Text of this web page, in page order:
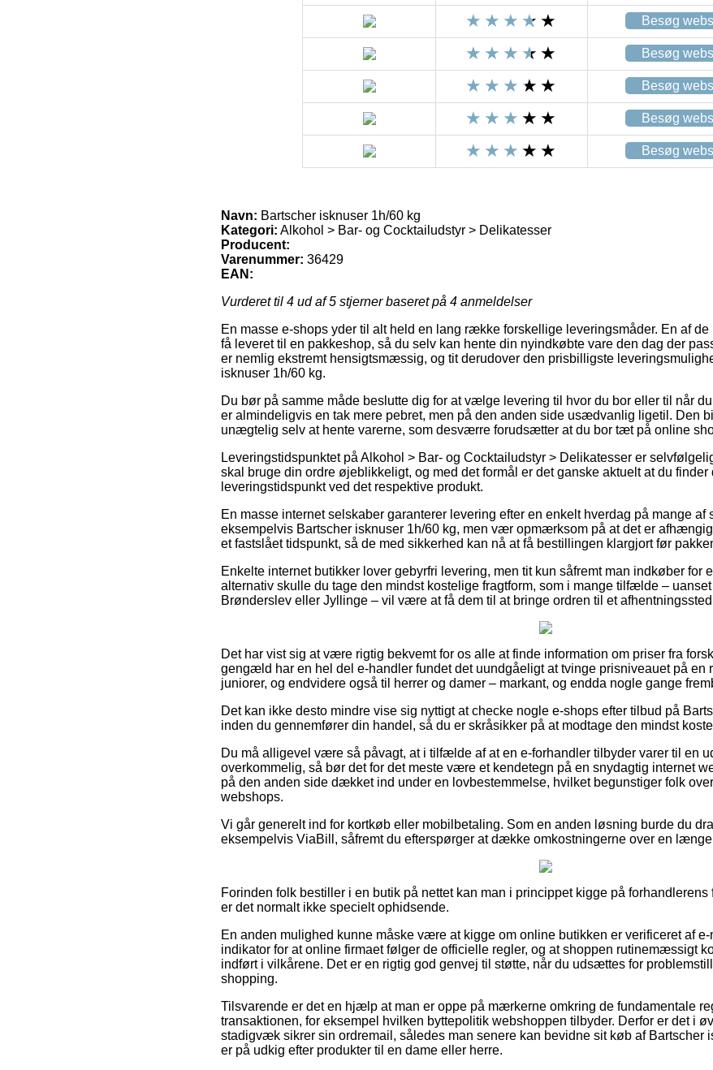
Besøg
Besøg
Besøg
Besøg
Besøg
Navn: Bartscher isknuser 1h/60 kg
Kategori: Alkohol > Bar- og Cocktailudstyr > Delikatesser
Producent:
Varenummer: 36429
EAN:
Vurderet til 4 ud af 5 stjerner baseret på 4 anmeldelser
En masse e-shops yder til alt held en lang række forskellige leveringsmåder. En af
få leveret til en pakkeshop, så du selv kan hente din nyindkøbte vare den dag der
er nemlig ekstremt hensigtsmæssig, og tit derudover den prisbilligste
isknuser 1h/60 kg.
Du bør på samme måde beslutte dig for at vælge levering til hvor du bor eller til når
er almindeligvis en tak mere pebret, men på den anden side usædvanlig ligetil. Den
unægtelig selv at hente varerne, som desværre forudsætter at du bor tæt på online
Leveringstidspunktet på Alkohol > Bar- og Cocktailudstyr > Delikatesser er
skal bruge din ordre øjeblikkeligt, og med det formål er det ganske aktuelt at du finder
leveringstidspunkt ved det respektive produkt.
En masse internet selskaber garanterer levering efter en enkelt hverdag på mange af
eksempelvis Bartscher isknuser 1h/60 kg, men vær opmærksom på at det er
et fastslået tidspunkt, så de med sikkerhed kan nå at få bestillingen klargjort før
Enkelte internet butikker lover gebyrfri levering, men tit kun såfremt man indkøber for
alternativ skulle du tage den mindst kostelige fragtform, som i mange tilfælde –
Brønderslev eller Jyllinge – vil være at få dem til at bringe ordren til et
Det har vist sig at være rigtig bekvemt for os alle at finde information om priser fra
gengæld har en hel del e-handler fundet det uundgåeligt at tvinge prisniveauet på en
juniorer, og endvidere også til herrer og damer – markant, og endda nogle gange
Det kan ikke desto mindre vise sig nyttigt at checke nogle e-shops efter tilbud på
inden du gennemfører din handel, så du er skråsikker på at modtage den mindst
Du må alligevel være så påvagt, at i tilfælde af at en e-forhandler tilbyder varer til en
overkommelig, så bør det for det meste være et kendetegn på en snydagtig internet
på den anden side dækket ind under en lovbestemmelse, hvilket begunstiger folk
webshops.
Vi går generelt ind for kortkøb eller mobilbetaling. Som en anden løsning burde du
eksempelvis ViaBill, såfremt du efterspørger at dække omkostningerne over en
Forinden folk bestiller i en butik på nettet kan man i princippet kigge på
er det normalt ikke specielt ophidsende.
En anden mulighed kunne måske være at kigge om online butikken er verificeret af
indikator for at online firmaet følger de officielle regler, og at shoppen rutinemæssigt
indført i vilkårene. Det er en rigtig god genvej til støtte, når du udsættes for
shopping.
Tilsvarende er det en hjælp at man er oppe på mærkerne omkring de fundamentale
transaktionen, for eksempel hvilken byttepolitik webshoppen tilbyder. Derfor er det i
stadigvæk sikrer sin ordremail, således man senere kan bevidne sit køb af Bartscher
er på udkig efter produkter til en dame eller herre.